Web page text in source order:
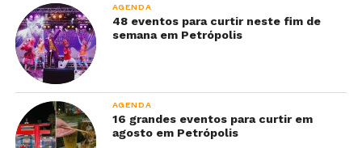
AGENDA
48 eventos para curtir neste fim de
semana em Petrópolis
AGENDA
16 grandes eventos para curtir em
agosto em Petrópolis